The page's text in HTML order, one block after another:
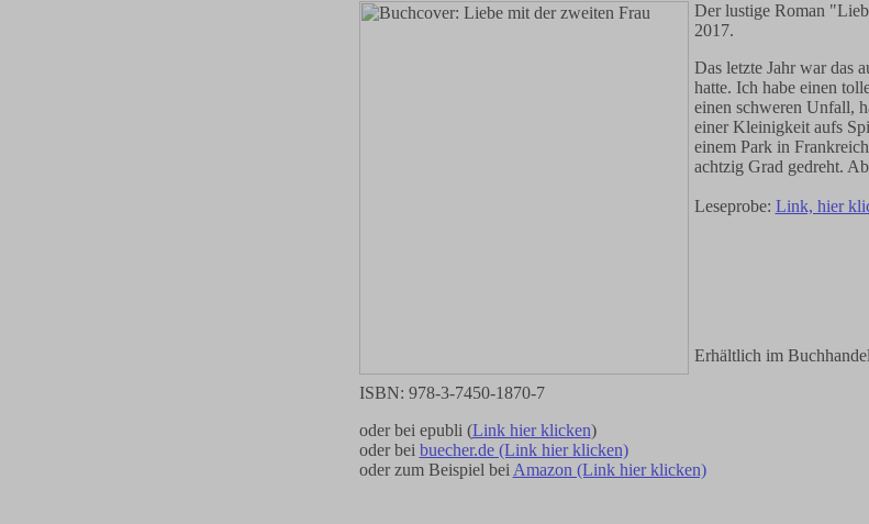
Der lustige Roman
2017.
Das letzte Jahr war das
hatte. Ich habe einen
einen schweren Unfall,
einer Kleinigkeit aufs
einem Park in
achtzig Grad gedreht.
Leseprobe: Link, hier
Erhältlich im
ISBN: 978-3-7450-1870-7
oder bei epubli (Link hier klicken)
oder bei buecher.de (Link hier klicken)
oder zum Beispiel bei Amazon (Link hier klicken)